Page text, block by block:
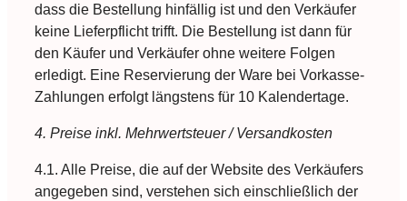
dass die Bestellung hinfällig ist und den Verkäufer
keine Lieferpflicht trifft. Die Bestellung ist dann für
den Käufer und Verkäufer ohne weitere Folgen
erledigt. Eine Reservierung der Ware bei Vorkasse-
Zahlungen erfolgt längstens für 10 Kalendertage.
4. Preise inkl. Mehrwertsteuer / Versandkosten
4.1. Alle Preise, die auf der Website des Verkäufers
angegeben sind, verstehen sich einschließlich der